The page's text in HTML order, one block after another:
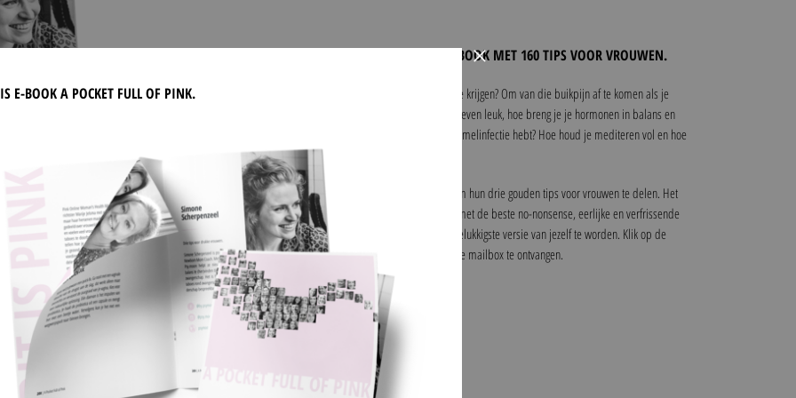
DOWNLOAD ONS GRATIS E-BOOK MET 160 TIPS VOOR VROUWEN.
Wat kun je doen om meer energie te krijgen? Om van die buikpijn af te komen als je
ongesteld bent, hoe houd je je seksleven leuk, hoe breng je je hormonen in balans en
wat doe je als je een vaginale schimmelinfectie hebt? Hoe houd je mediteren vol en hoe
verminder je stress?
We vroegen meer dan 55 experts om hun drie gouden tips voor vrouwen te delen. Het
resultaat is een compleet overzicht met de beste no-nonsense, eerlijke en verfrissende
tips om de mooiste, gezondste en gelukkigste versie van jezelf te worden. Klik op de
button hieronder om het e-book in je mailbox te ontvangen.
DOWNLOAD PDF (GRATIS)
×
E-BOOK A POCKET FULL OF PINK.